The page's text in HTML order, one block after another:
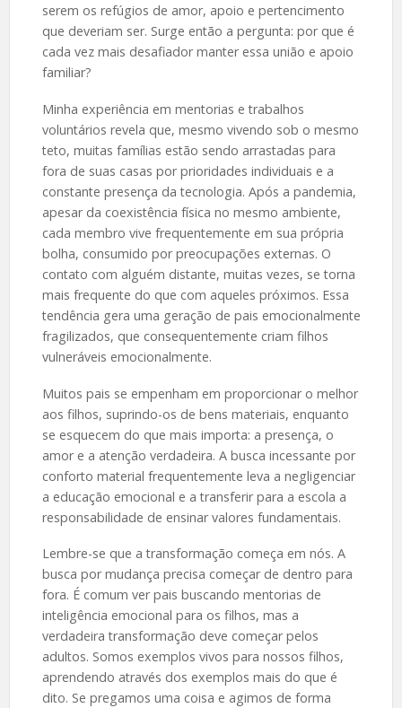
serem os refúgios de amor, apoio e pertencimento
que deveriam ser. Surge então a pergunta: por que é
cada vez mais desafiador manter essa união e apoio
familiar?
Minha experiência em mentorias e trabalhos
voluntários revela que, mesmo vivendo sob o mesmo
teto, muitas famílias estão sendo arrastadas para
fora de suas casas por prioridades individuais e a
constante presença da tecnologia. Após a pandemia,
apesar da coexistência física no mesmo ambiente,
cada membro vive frequentemente em sua própria
bolha, consumido por preocupações externas. O
contato com alguém distante, muitas vezes, se torna
mais frequente do que com aqueles próximos. Essa
tendência gera uma geração de pais emocionalmente
fragilizados, que consequentemente criam filhos
vulneráveis emocionalmente.
Muitos pais se empenham em proporcionar o melhor
aos filhos, suprindo-os de bens materiais, enquanto
se esquecem do que mais importa: a presença, o
amor e a atenção verdadeira. A busca incessante por
conforto material frequentemente leva a negligenciar
a educação emocional e a transferir para a escola a
responsabilidade de ensinar valores fundamentais.
Lembre-se que a transformação começa em nós. A
busca por mudança precisa começar de dentro para
fora. É comum ver pais buscando mentorias de
inteligência emocional para os filhos, mas a
verdadeira transformação deve começar pelos
adultos. Somos exemplos vivos para nossos filhos,
aprendendo através dos exemplos mais do que é
dito. Se pregamos uma coisa e agimos de forma